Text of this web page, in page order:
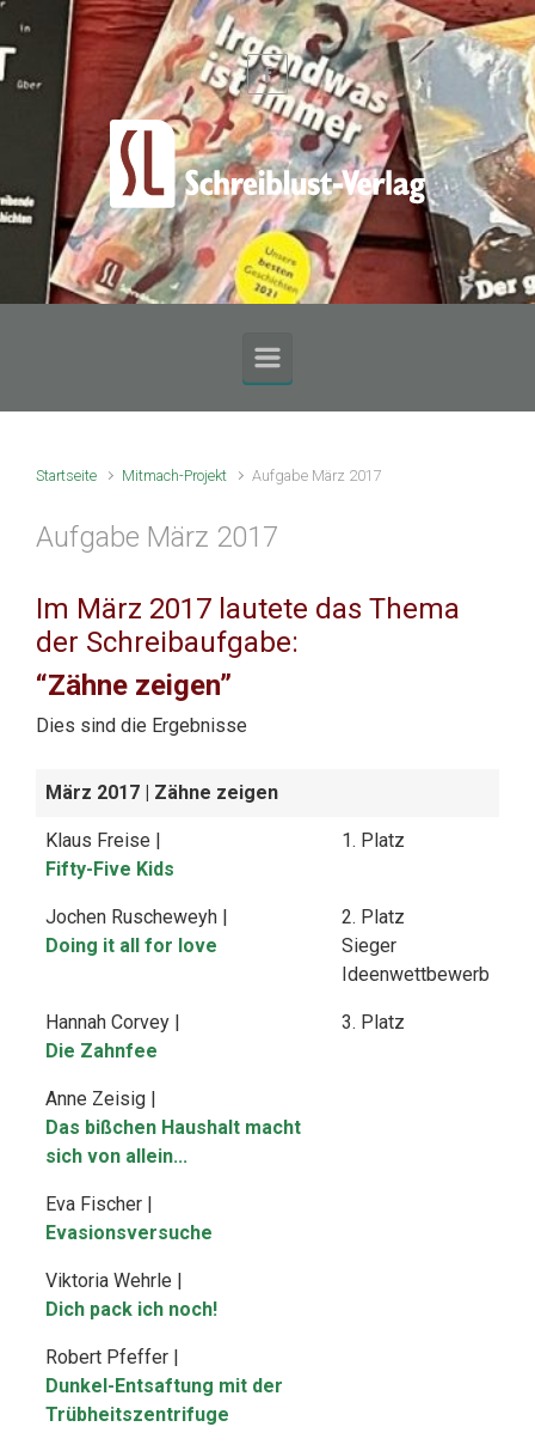
Zum Hauptinhalt springen
Startseite Mitmach-Projekt Aufgabe März 2017
Aufgabe März 2017
Im März 2017 lautete das Thema
der Schreibaufgabe:
“Zähne zeigen”
Dies sind die Ergebnisse
März 2017 | Zähne zeigen
Klaus Freise |
Fifty-Five Kids
1. Platz
Jochen Ruscheweyh |
Doing it all for love
2. Platz
Sieger
Ideenwettbewerb
Hannah Corvey |
Die Zahnfee
3. Platz
Anne Zeisig |
Das bißchen Haushalt macht
sich von allein...
Eva Fischer |
Evasionsversuche
Viktoria Wehrle |
Dich pack ich noch!
Robert Pfeffer |
Dunkel-Entsaftung mit der
Trübheitszentrifuge